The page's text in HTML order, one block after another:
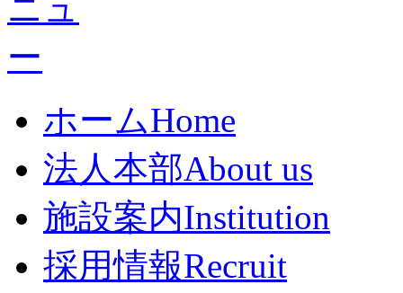
ホームHome
法人本部About us
施設案内Institution
採用情報Recruit